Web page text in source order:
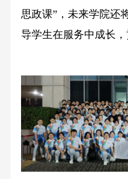
思政课”，未来学院还
导学生在服务中成长，